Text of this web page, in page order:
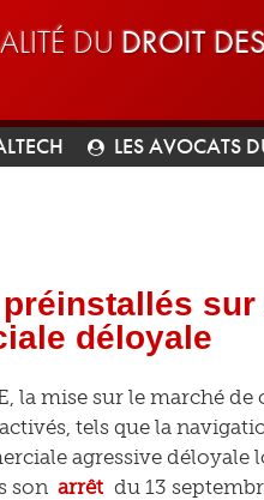
DU DROIT
LES AVOCATS
sur
déloyale
la mise sur le marché
tels que la
agressive déloyale
son arrêt du 13